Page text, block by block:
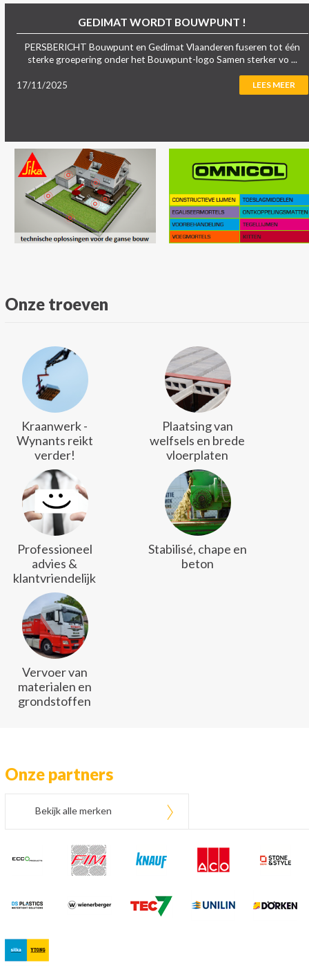
GEDIMAT WORDT BOUWPUNT !
PERSBERICHT Bouwpunt en Gedimat Vlaanderen fuseren tot één
sterke groepering onder het Bouwpunt-logo Samen sterker vo ...
17/11/2025 LEES MEER
Onze troeven
Kraanwerk -
Wynants reikt
verder!
Plaatsing van
welfsels en brede
vloerplaten
Professioneel
advies &
klantvriendelijk
Stabilisé, chape en
beton
Vervoer van
materialen en
grondstoffen
Onze partners
Bekijk alle merken